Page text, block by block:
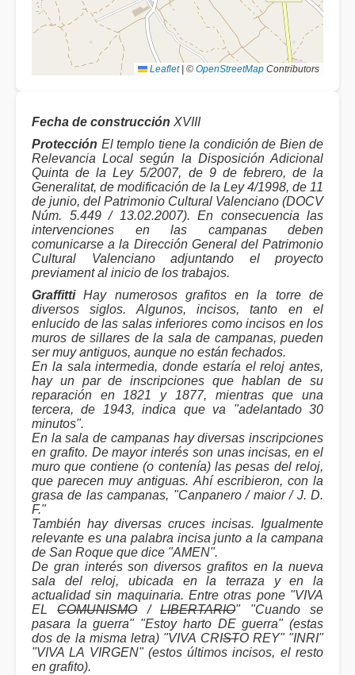
Leaflet © OpenStreetMap Contributors
Fecha de construcción XVIII
Protección El templo tiene la condición de Bien de
Relevancia Local según la Disposición Adicional
Quinta de la Ley 5/2007, de 9 de febrero, de la
Generalitat, de modificación de la Ley 4/1998, de 11
de junio, del Patrimonio Cultural Valenciano (DOCV
Núm. 5.449 / 13.02.2007). En consecuencia las
intervenciones en las campanas deben
comunicarse a la Dirección General del Patrimonio
Cultural Valenciano adjuntando el proyecto
previament al inicio de los trabajos.
GraffittiHay numerosos grafitos en la torre de
diversos siglos. Algunos, incisos, tanto en el
enlucido de las salas inferiores como incisos en los
muros de sillares de la sala de campanas, pueden
ser muy antiguos, aunque no están fechados.
En la sala intermedia, donde estaría el reloj antes,
hay un par de inscripciones que hablan de su
reparación en 1821 y 1877, mientras que una
tercera, de 1943, indica que va "adelantado 30
minutos".
En la sala de campanas hay diversas inscripciones
en grafito. De mayor interés son unas incisas, en el
muro que contiene (o contenía) las pesas del reloj,
que parecen muy antiguas. Ahí escribieron, con la
grasa de las campanas, "Canpanero / maior / J. D.
F."
También hay diversas cruces incisas. Igualmente
relevante es una palabra incisa junto a la campana
de San Roque que dice "AMEN".
De gran interés son diversos grafitos en la nueva
sala del reloj, ubicada en la terraza y en la
actualidad sin maquinaria. Entre otras pone "VIVA
ELCOMUNISMO/LIBERTARIO" "Cuando se
pasara la guerra" "Estoy harto DE guerra" (estas
dos de la misma letra) "VIVA CRISTO REY" "INRI"
"VIVA LA VIRGEN" (estos últimos incisos, el resto
en grafito).